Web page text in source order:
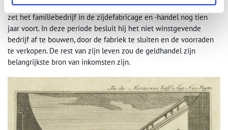
teruggetrokken leven in het grote huis aan de Damstraat 21. Hij
zet het familiebedrijf in de zijdefabricage en -handel nog tien
jaar voort. In deze periode besluit hij het niet winstgevende
bedrijf af te bouwen, door de fabriek te sluiten en de voorraden
te verkopen. De rest van zijn leven zou de geldhandel zijn
belangrijkste bron van inkomsten zijn.